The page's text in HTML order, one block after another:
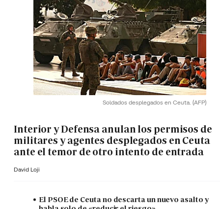
Soldados desplegados en Ceuta. (AFP)
Interior y Defensa anulan los permisos de
militares y agentes desplegados en Ceuta
ante el temor de otro intento de entrada
David Loji
El PSOE de Ceuta no descarta un nuevo asalto y